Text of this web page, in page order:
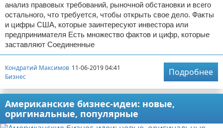
анализ правовых требований, рыночной обстановки и всего
остального, что требуется, чтобы открыть свое дело. Факты
и цифры США, которые заинтересуют инвестора или
предпринимателя Есть множество фактов и цифр, которые
заставляют Соединенные
Кондратий Максимов 11-06-2019 04:41
Бизнес
Подробнее
Американские бизнес-идеи: новые,
оригинальные, популярные